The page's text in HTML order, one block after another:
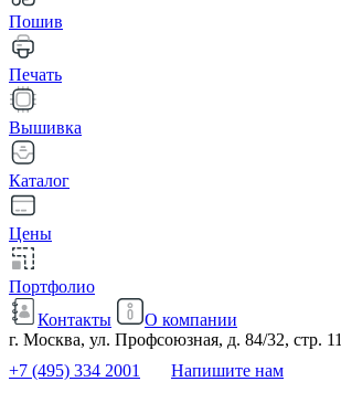
Пошив
Печать
Вышивка
Каталог
Цены
Портфолио
Контакты
О компании
г. Москва, ул. Профсоюзная, д. 84/32, стр. 11
+7 (495) 334 2001
Напишите нам